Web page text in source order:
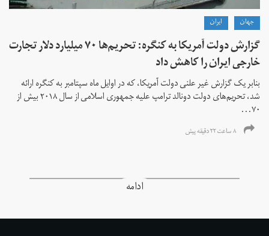
جهان ايران
گزارش دولت آمریکا به کنگره: تحریم‌ها ۷۰ میلیارد دلار تجارت
خارجی ایران را کاهش داد
بنابر یک گزارش غیر علنی دولت آمریکا، که در اوایل ماه سپتامبر به کنگره ارائه
شد، تحریم‌های دولت دونالد ترامپ علیه جمهوری اسلامی از سال ۲۰۱۸ بیش از
۷۰...
۸ ساعت ۲۲ دقیقه پیش
ادامه